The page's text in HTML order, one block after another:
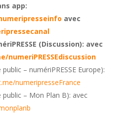
app:
avec
(Discussion): avec
numeriPRESSEdiscussion
– numériPRESSE Europe):
numeripresseFrance
– Mon Plan B): avec